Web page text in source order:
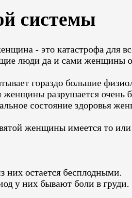
системы
- это катастрофа для
люди да и сами женщины
гораздо большие
разрушается очень
состояние здоровья
женщины имеется то или
них остается бесплодными.
у них бывают боли в груди.